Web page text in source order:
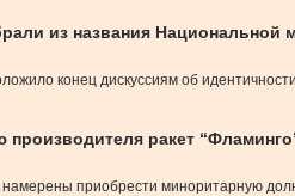
из названия Национальной
конец дискуссиям об
ракет
приобрести миноритарную